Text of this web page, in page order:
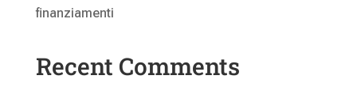
finanziamenti
Recent Comments